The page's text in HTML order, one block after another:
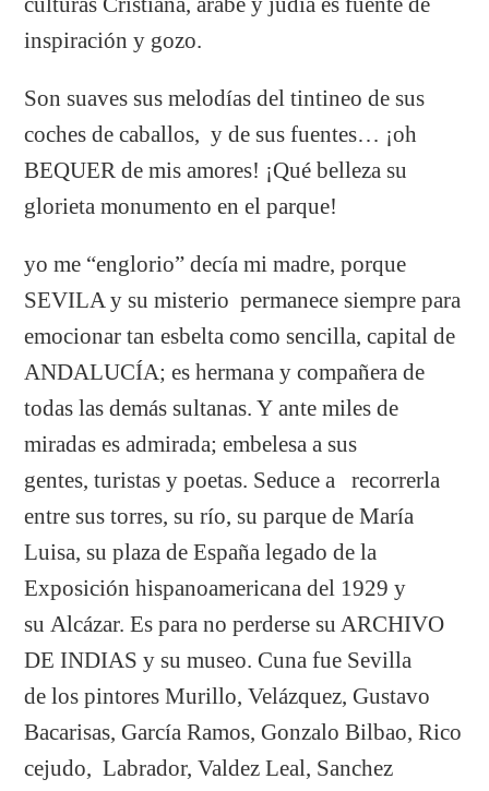
inspiración y gozo.
Son suaves sus melodías del tintineo de sus
coches de caballos, y de sus fuentes… ¡oh
BEQUER de mis amores! ¡Qué belleza su
glorieta monumento en el parque!
yo me “englorio” decía mi madre, porque
SEVILA y su misterio permanece siempre para
emocionar tan esbelta como sencilla, capital de
ANDALUCÍA; es hermana y compañera de
todas las demás sultanas. Y ante miles de
miradas es admirada; embelesa a sus
gentes, turistas y poetas. Seduce a recorrerla
entre sus torres, su río, su parque de María
Luisa, su plaza de España legado de la
Exposición hispanoamericana del 1929 y
su Alcázar. Es para no perderse su ARCHIVO
DE INDIAS y su museo. Cuna fue Sevilla
de los pintores Murillo, Velázquez, Gustavo
Bacarisas, García Ramos, Gonzalo Bilbao, Rico
cejudo, Labrador, Valdez Leal, Sanchez